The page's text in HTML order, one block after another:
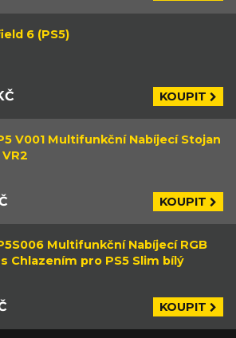
6 (PS5)
KOUPIT
V001 Multifunkční Nabíjecí Stojan
KOUPIT
Multifunkční Nabíjecí RGB
Chlazením pro PS5 Slim bílý
KOUPIT